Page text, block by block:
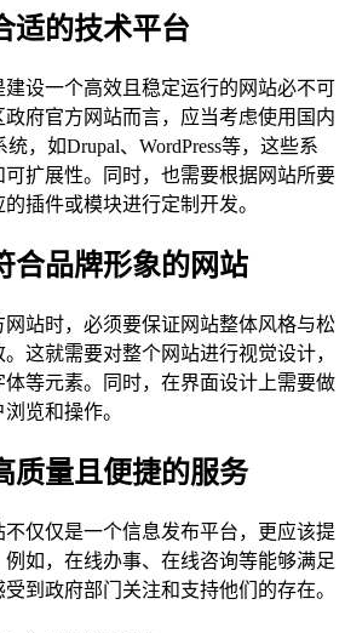
适的技术平台
设一个高效且稳定运行的网站必不可
府官方网站而言，应当考虑使用国内
，如Drupal、WordPress等，这些系
扩展性。同时，也需要根据网站所要
插件或模块进行定制开发。
合品牌形象的网站
站时，必须要保证网站整体风格与松
这就需要对整个网站进行视觉设计，
等元素。同时，在界面设计上需要做
览和操作。
质量且便捷的服务
仅仅是一个信息发布平台，更应该提
如，在线办事、在线咨询等能够满足
到政府部门关注和支持他们的存在。